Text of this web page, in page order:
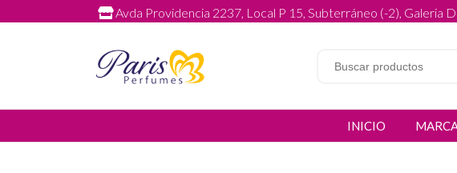
Avda Providencia 2237, Local P 15, Subterráneo (-2), Galeria
INICIO